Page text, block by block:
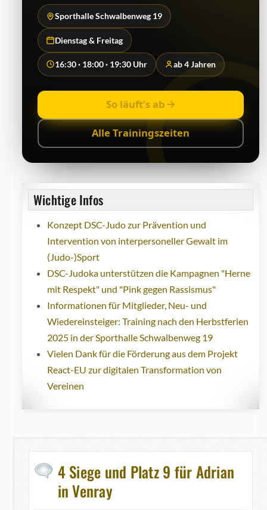
Sporthalle Schwalbenweg 19
Dienstag & Freitag
16:30 · 18:00 · 19:30 Uhr ab 4 Jahren
So läuft’s ab
Alle Trainingszeiten
Wichtige Infos
Konzept DSC-Judo zur Prävention und
Intervention von interpersoneller Gewalt im
(Judo-)Sport
DSC-Judoka unterstützen die Kampagnen "Herne
mit Respekt" und "Pink gegen Rassismus"
Informationen für Mitglieder, Neu- und
Wiedereinsteiger: Training nach den Herbstferien
2025 in der Sporthalle Schwalbenweg 19
Vielen Dank für die Förderung aus dem Projekt
React-EU zur digitalen Transformation von
Vereinen
4 Siege und Platz 9 für Adrian
in Venray